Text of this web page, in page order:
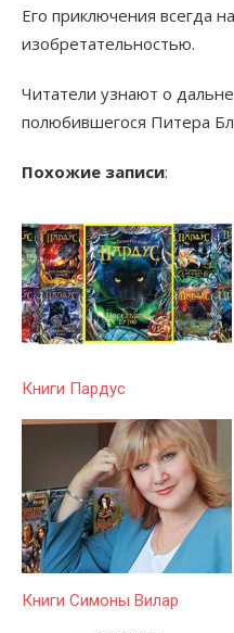
Его приключения всегда
изобретательностью.
Читатели узнают о
полюбившегося Питера
Похожие записи:
Книги Пардус
Книги Симоны Вилар